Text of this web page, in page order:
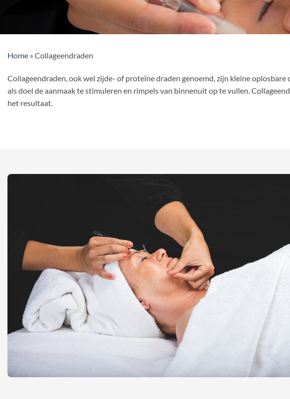
Home » Collageendraden
Collageendraden, ook wel zijde- of proteïne draden genoemd, zijn kleine
als doel de aanmaak te stimuleren en rimpels van binnenuit op te vullen.
het resultaat.